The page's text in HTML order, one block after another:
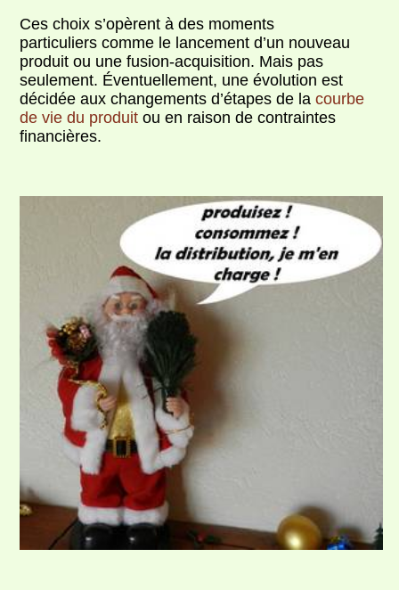
Ces choix s’opèrent à des moments
particuliers comme le lancement d’un nouveau
produit ou une fusion-acquisition. Mais pas
seulement. Éventuellement, une évolution est
décidée aux changements d’étapes de lacourbe
de vie du produit ou en raison de contraintes
financières.